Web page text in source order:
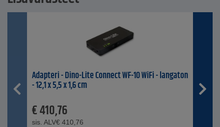
Adapteri - Dino-Lite Connect WF-10 WiFi - langaton
- 12,1 x 5,5 x 1,6 cm
€410,76
sis. ALV€ 410,76